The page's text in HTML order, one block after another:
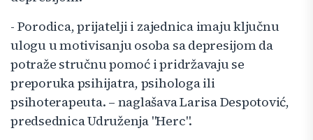
- Porodica, prijatelji i zajednica imaju ključnu
ulogu u motivisanju osoba sa depresijom da
potraže stručnu pomoć i pridržavaju se
preporuka psihijatra, psihologa ili
psihoterapeuta. – naglašava Larisa Despotović,
predsednica Udruženja "Herc".